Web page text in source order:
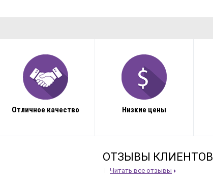
Отличное качество Низкие цены
ОТЗЫВЫ КЛИЕНТОВ
Читать все отзывы